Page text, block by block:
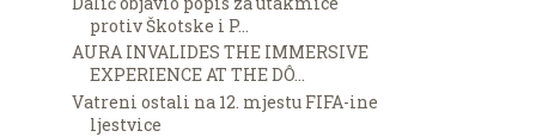
protiv Škotske i P...
AURA INVALIDES THE IMMERSIVE
EXPERIENCE AT THE DÔ...
Vatreni ostali na 12. mjestu FIFA-ine
ljestvice